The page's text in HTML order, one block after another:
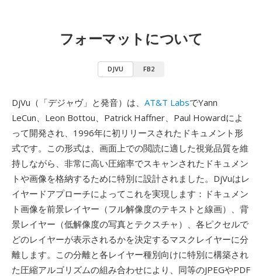
フォーマットについて
DJVU FB2
DjVu（「デジャヴ」と発音）は、 AT&T LabsでYann
LeCun、Leon Bottou、Patrick Haffner、Paul Howardによ
って開発され、1996年に初リリースされたドキュメント形
式です。この形式は、画面上での閲読に適した視覚品質を維
持しながら、非常に高い圧縮率でスキャンされたドキュメン
トや画像を格納するために特別に設計されました。DjVuはレ
イヤードアプローチによってこれを実現します：ドキュメン
ト画像を前景レイヤー（フル解像度のテキストと線画）、背
景レイヤー（低解像度の写真とテクスチャ）、各ピクセルで
どのレイヤーが表示されるかを決定するマスクレイヤーに分
離します。この分離と各レイヤー種別向けに特別に構築され
た圧縮アルゴリズムの組み合わせにより、同等のJPEGやPDF